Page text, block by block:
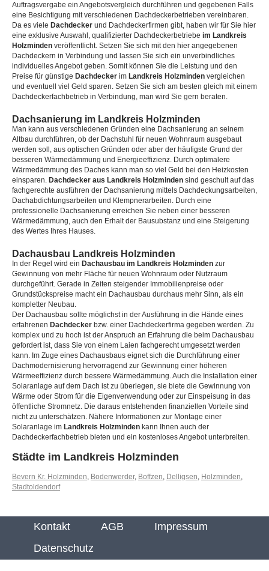
Auftragsvergabe ein Angebotsvergleich durchführen und gegebenen Falls
eine Besichtigung mit verschiedenen Dachdeckerbetrieben vereinbaren.
Da es viele Dachdecker und Dachdeckerfirmen gibt, haben wir für Sie hier
eine exklusive Auswahl, qualifizierter Dachdeckerbetriebe im Landkreis
Holzminden veröffentlicht. Setzen Sie sich mit den hier angegebenen
Dachdeckern in Verbindung und lassen Sie sich ein unverbindliches
individuelles Angebot geben. Somit können Sie die Leistung und den
Preise für günstige Dachdecker im Landkreis Holzminden vergleichen
und eventuell viel Geld sparen. Setzen Sie sich am besten gleich mit einem
Dachdeckerfachbetrieb in Verbindung, man wird Sie gern beraten.
Dachsanierung im Landkreis Holzminden
Man kann aus verschiedenen Gründen eine Dachsanierung an seinem
Altbau durchführen, ob der Dachstuhl für neuen Wohnraum ausgebaut
werden soll, aus optischen Gründen oder aber der häufigste Grund der
besseren Wärmedämmung und Energieeffizienz. Durch optimalere
Wärmedämmung des Daches kann man so viel Geld bei den Heizkosten
einsparen. Dachdecker aus Landkreis Holzminden sind geschult auf das
fachgerechte ausführen der Dachsanierung mittels Dachdeckungsarbeiten,
Dachabdichtungsarbeiten und Klempnerarbeiten. Durch eine
professionelle Dachsanierung erreichen Sie neben einer besseren
Wärmedämmung, auch den Erhalt der Bausubstanz und eine Steigerung
des Wertes Ihres Hauses.
Dachausbau Landkreis Holzminden
In der Regel wird ein Dachausbau im Landkreis Holzminden zur
Gewinnung von mehr Fläche für neuen Wohnraum oder Nutzraum
durchgeführt. Gerade in Zeiten steigender Immobilienpreise oder
Grundstückspreise macht ein Dachausbau durchaus mehr Sinn, als ein
kompletter Neubau.
Der Dachausbau sollte möglichst in der Ausführung in die Hände eines
erfahrenen Dachdecker bzw. einer Dachdeckerfirma gegeben werden. Zu
komplex und zu hoch ist der Anspruch an Erfahrung die beim Dachausbau
gefordert ist, dass Sie von einem Laien fachgerecht umgesetzt werden
kann. Im Zuge eines Dachausbaus eignet sich die Durchführung einer
Dachmodernisierung hervorragend zur Gewinnung einer höheren
Wärmeeffizienz durch bessere Wärmedämmung. Auch die Installation einer
Solaranlage auf dem Dach ist zu überlegen, sie biete die Gewinnung von
Wärme oder Strom für die Eigenverwendung oder zur Einspeisung in das
öffentliche Stromnetz. Die daraus entstehenden finanziellen Vorteile sind
nicht zu unterschätzen. Nähere Informationen zur Montage einer
Solaranlage im Landkreis Holzminden kann Ihnen auch der
Dachdeckerfachbetrieb bieten und ein kostenloses Angebot unterbreiten.
Städte im Landkreis Holzminden
Bevern Kr. Holzminden, Bodenwerder, Boffzen, Delligsen, Holzminden,
Stadtoldendorf
Kontakt AGB
Impressum
Datenschutz